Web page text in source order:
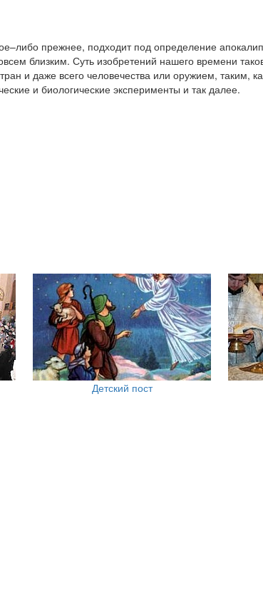
прежнее, подходит под определение
близким. Суть изобретений нашего времени
и даже всего человечества или оружием, таким,
и биологические эксперименты и так далее.
Детский пост